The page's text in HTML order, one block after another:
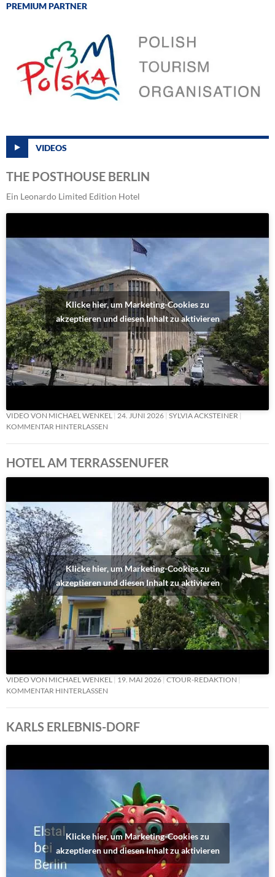
PREMIUM PARTNER
VIDEOS
THE POSTHOUSE BERLIN
Ein Leonardo Limited Edition Hotel
Klicke hier, um Marketing-Cookies zu
akzeptieren und diesen Inhalt zu aktivieren
VIDEO VON MICHAEL WENKEL 24. JUNI 2026 SYLVIA ACKSTEINER
KOMMENTAR HINTERLASSEN
HOTEL AM TERRASSENUFER
Klicke hier, um Marketing-Cookies zu
akzeptieren und diesen Inhalt zu aktivieren
VIDEO VON MICHAEL WENKEL 19. MAI 2026 CTOUR-REDAKTION
KOMMENTAR HINTERLASSEN
KARLS ERLEBNIS-DORF
Klicke hier, um Marketing-Cookies zu
akzeptieren und diesen Inhalt zu aktivieren